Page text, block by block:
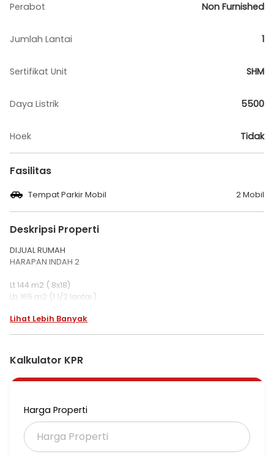
Perabot Non Furnished
Jumlah Lantai 1
Sertifikat Unit SHM
Daya Listrik 5500
Hoek Tidak
Fasilitas
Tempat Parkir Mobil 2 Mobil
Deskripsi Properti
DIJUAL RUMAH
HARAPAN INDAH 2
Lt 144 m2 ( 8x18)
Lb 165 m2 (1 1/2 lantai )
Km 4
Ac 5 unit
Carpot 2 mbl
SHM
#MELYAN/M1
Lihat Lebih Banyak
Kalkulator KPR
Harga Properti